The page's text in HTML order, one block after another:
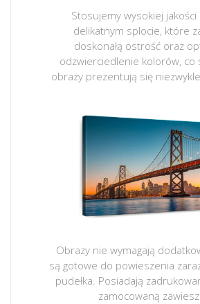
Stosujemy wysokiej jakości
delikatnym splocie, które
doskonałą ostrość oraz
odzwierciedlenie kolorów, co
obrazy prezentują się
Obrazy nie wymagają
są gotowe do powieszenia
pudełka. Posiadają
zamocowaną